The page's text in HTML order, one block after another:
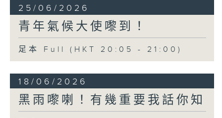
25/06/2026
青年氣候大使嚟到！
足本 Full (HKT 20:05 - 21:00)
18/06/2026
黑雨嚟喇！有幾重要我話你知